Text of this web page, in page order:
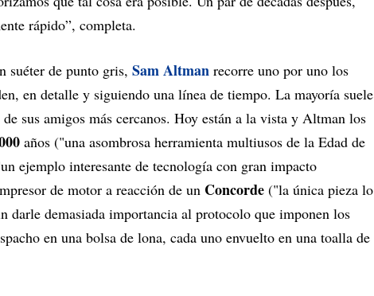
rápido”, completa.
suéter de punto gris, Sam Altman recorre uno por uno los
en detalle y siguiendo una línea de tiempo. La mayoría suele
sus amigos más cercanos. Hoy están a la vista y Altman los
años ("una asombrosa herramienta multiusos de la Edad de
ejemplo interesante de tecnología con gran impacto
de motor a reacción de un Concorde ("la única pieza lo
darle demasiada importancia al protocolo que imponen los
en una bolsa de lona, cada uno envuelto en una toalla de